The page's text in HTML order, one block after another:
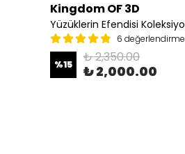
Kingdom OF 3D
6 değerlendirme
%15 ₺ 2,350.00
₺ 2,000.00